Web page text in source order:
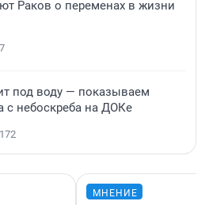
Раков о переменах в жизни
7
под воду — показываем
с небоскреба на ДОКе
172
МНЕНИЕ